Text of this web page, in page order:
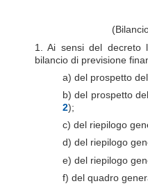
1. Ai sensi del decreto
bilancio di previsione
a) del prospetto
b) del prospetto
2);
c) del riepilogo
d) del riepilogo
e) del riepilogo
f) del quadro